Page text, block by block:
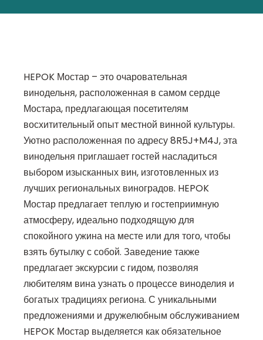
HEPOK Мостар – это очаровательная
винодельня, расположенная в самом сердце
Мостара, предлагающая посетителям
восхитительный опыт местной винной культуры.
Уютно расположенная по адресу 8R5J+M4J, эта
винодельня приглашает гостей насладиться
выбором изысканных вин, изготовленных из
лучших региональных виноградов. HEPOK
Мостар предлагает теплую и гостеприимную
атмосферу, идеально подходящую для
спокойного ужина на месте или для того, чтобы
взять бутылку с собой. Заведение также
предлагает экскурсии с гидом, позволяя
любителям вина узнать о процессе виноделия и
богатых традициях региона. С уникальными
предложениями и дружелюбным обслуживанием
HEPOK Мостар выделяется как обязательное